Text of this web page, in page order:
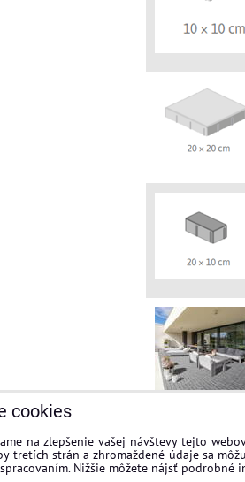
cookies
na zlepšenie vašej návštevy tejto
tretích strán a zhromaždené údaje sa
Nižšie môžete nájsť podrobné